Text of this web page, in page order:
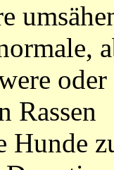
oder
Rassen
Hunde